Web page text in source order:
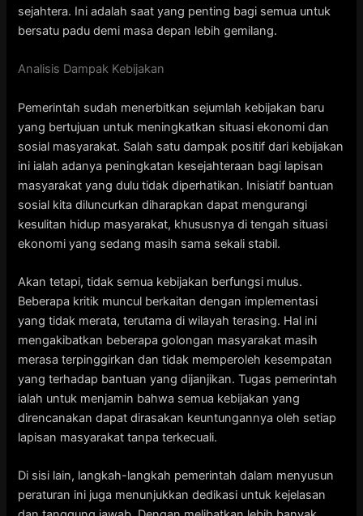
sejahtera. Ini adalah saat yang penting bagi semua untuk
bersatu padu demi masa depan lebih gemilang.
Analisis Dampak Kebijakan
Pemerintah sudah menerbitkan sejumlah kebijakan baru
yang bertujuan untuk meningkatkan situasi ekonomi dan
sosial masyarakat. Salah satu dampak positif dari kebijakan
ini ialah adanya peningkatan kesejahteraan bagi lapisan
masyarakat yang dulu tidak diperhatikan. Inisiatif bantuan
sosial kita diluncurkan diharapkan dapat mengurangi
kesulitan hidup masyarakat, khususnya di tengah situasi
ekonomi yang sedang masih sama sekali stabil.
Akan tetapi, tidak semua kebijakan berfungsi mulus.
Beberapa kritik muncul berkaitan dengan implementasi
yang tidak merata, terutama di wilayah terasing. Hal ini
mengakibatkan beberapa golongan masyarakat masih
merasa terpinggirkan dan tidak memperoleh kesempatan
yang terhadap bantuan yang dijanjikan. Tugas pemerintah
ialah untuk menjamin bahwa semua kebijakan yang
direncanakan dapat dirasakan keuntungannya oleh setiap
lapisan masyarakat tanpa terkecuali.
Di sisi lain, langkah-langkah pemerintah dalam menyusun
peraturan ini juga menunjukkan dedikasi untuk kejelasan